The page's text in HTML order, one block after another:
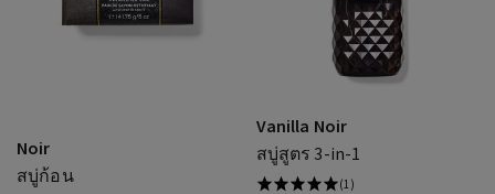
Noir
สบู่ก้อน
Vanilla Noir
สบู่สูตร 3-in-1
(1)